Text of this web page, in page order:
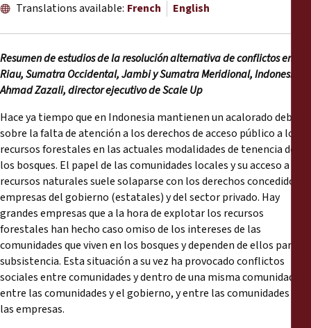
Translations available: French English
Resumen de estudios de la resolución alternativa de conflictos en
Riau, Sumatra Occidental, Jambi y Sumatra Meridional, Indonesia,
Ahmad Zazali, director ejecutivo de Scale Up
Hace ya tiempo que en Indonesia mantienen un acalorado debate
sobre la falta de atención a los derechos de acceso público a los
recursos forestales en las actuales modalidades de tenencia de
los bosques. El papel de las comunidades locales y su acceso a los
recursos naturales suele solaparse con los derechos concedidos a
empresas del gobierno (estatales) y del sector privado. Hay
grandes empresas que a la hora de explotar los recursos
forestales han hecho caso omiso de los intereses de las
comunidades que viven en los bosques y dependen de ellos para su
subsistencia. Esta situación a su vez ha provocado conflictos
sociales entre comunidades y dentro de una misma comunidad,
entre las comunidades y el gobierno, y entre las comunidades y
las empresas.